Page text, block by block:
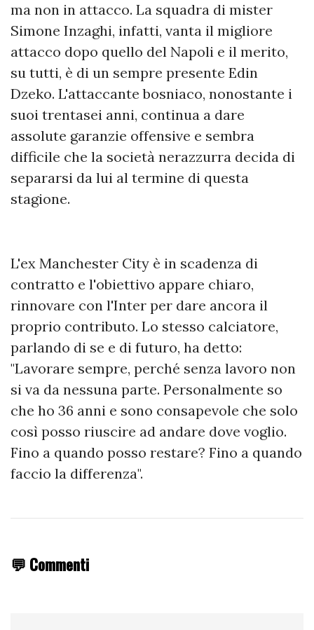
ma non in attacco. La squadra di mister
Simone Inzaghi, infatti, vanta il migliore
attacco dopo quello del Napoli e il merito,
su tutti, è di un sempre presente Edin
Dzeko. L'attaccante bosniaco, nonostante i
suoi trentasei anni, continua a dare
assolute garanzie offensive e sembra
difficile che la società nerazzurra decida di
separarsi da lui al termine di questa
stagione.
L'ex Manchester City è in scadenza di
contratto e l'obiettivo appare chiaro,
rinnovare con l'Inter per dare ancora il
proprio contributo. Lo stesso calciatore,
parlando di se e di futuro, ha detto:
"Lavorare sempre, perché senza lavoro non
si va da nessuna parte. Personalmente so
che ho 36 anni e sono consapevole che solo
così posso riuscire ad andare dove voglio.
Fino a quando posso restare? Fino a quando
faccio la differenza".
💬 Commenti